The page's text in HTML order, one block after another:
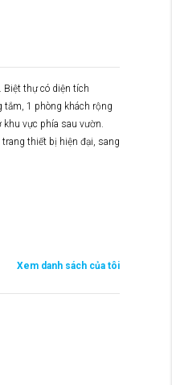
. Biệt thự có diện tích
1 phòng khách rộng
vực phía sau vườn.
thiết bị hiện đại, sang
Xem danh sách của tôi